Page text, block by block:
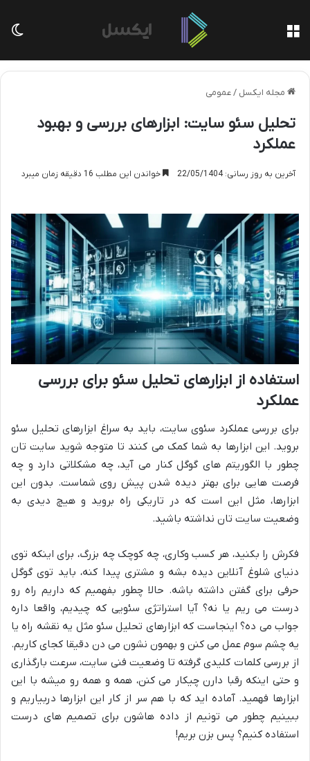
مجله ایکسل /عمومی
تحلیل سئو سایت: ابزارهای بررسی و بهبود
عملکرد
آخرین به روز رسانی: 22/05/1404 خواندن این مطلب 16 دقیقه زمان میبرد
استفاده از ابزارهای تحلیل سئو برای بررسی
عملکرد
برای بررسی عملکرد سئوی سایت، باید به سراغ ابزارهای تحلیل سئو
بروید. این ابزارها به شما کمک می کنند تا متوجه شوید سایت تان
چطور با الگوریتم های گوگل کنار می آید، چه مشکلاتی دارد و چه
فرصت هایی برای بهتر دیده شدن پیش روی شماست. بدون این
ابزارها، مثل این است که در تاریکی راه بروید و هیچ دیدی به
وضعیت سایت تان نداشته باشید.
فکرش را بکنید، هر کسب وکاری، چه کوچک چه بزرگ، برای اینکه توی
دنیای شلوغ آنلاین دیده بشه و مشتری پیدا کنه، باید توی گوگل
حرفی برای گفتن داشته باشه. حالا چطور بفهمیم که داریم راه رو
درست می ریم یا نه؟ آیا استراتژی سئویی که چیدیم، واقعا داره
جواب می ده؟ اینجاست که ابزارهای تحلیل سئو مثل یه نقشه راه یا
یه چشم سوم عمل می کنن و بهمون نشون می دن دقیقا کجای کاریم.
از بررسی کلمات کلیدی گرفته تا وضعیت فنی سایت، سرعت بارگذاری
و حتی اینکه رقبا دارن چیکار می کنن، همه و همه رو میشه با این
ابزارها فهمید. آماده اید که با هم سر از کار این ابزارها دربیاریم و
ببینیم چطور می تونیم از داده هاشون برای تصمیم های درست
استفاده کنیم؟ پس بزن بریم!